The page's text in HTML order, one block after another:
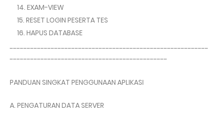
EXAM-VIEW
RESET LOGIN PESERTA TES
HAPUS DATABASE
----------------------------------------------------------
----------------------------------------------
PANDUAN SINGKAT PENGGUNAAN APLIKASI
A. PENGATURAN DATA SERVER